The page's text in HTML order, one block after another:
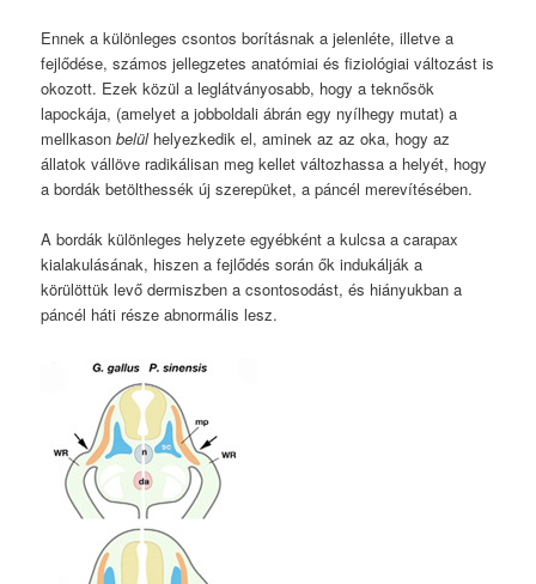
Ennek a különleges csontos borításnak a jelenléte, illetve a
fejlődése, számos jellegzetes anatómiai és fiziológiai változást is
okozott. Ezek közül a leglátványosabb, hogy a teknősök
lapockája, (amelyet a jobboldali ábrán egy nyílhegy mutat) a
mellkasonbelülhelyezkedik el, aminek az az oka, hogy az
állatok vállöve radikálisan meg kellet változhassa a helyét, hogy
a bordák betölthessék új szerepüket, a páncél merevítésében.
A bordák különleges helyzete egyébként a kulcsa a carapax
kialakulásának, hiszen a fejlődés során ők indukálják a
körülöttük levő dermiszben a csontosodást, és hiányukban a
páncél háti része abnormális lesz.